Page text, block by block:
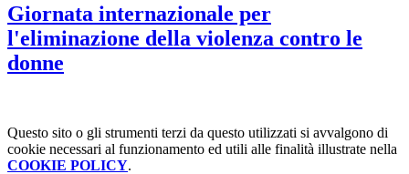
Giornata internazionale per
l'eliminazione della violenza contro le
donne
Questo sito o gli strumenti terzi da questo utilizzati si avvalgono di
cookie necessari al funzionamento ed utili alle finalità illustrate nella
COOKIE POLICY.